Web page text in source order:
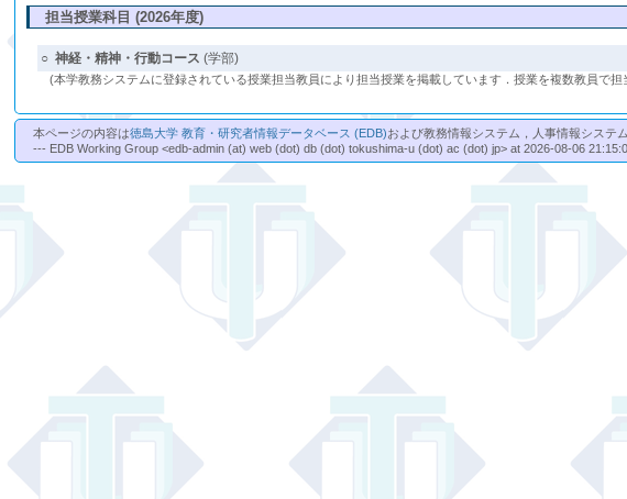
担当授業科目 (2026年度)
○ 神経・精神・行動コース (学部)
(本学教務システムに登録されている授業担当教員により担当授業を掲載しています．授業を複数教員で
本ページの内容は徳島大学 教育・研究者情報データベース (EDB)および教務情報システム，人事情報シス
--- EDB Working Group <edb-admin (at) web (dot) db (dot) tokushima-u (dot) ac (dot) jp> at 2026-08-06